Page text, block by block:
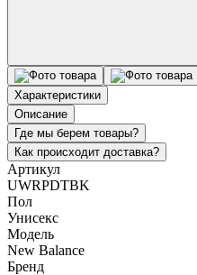
Характеристики
Описание
Где мы берем товары?
Как происходит доставка?
Артикул
UWRPDTBK
Пол
Унисекс
Модель
New Balance
Бренд